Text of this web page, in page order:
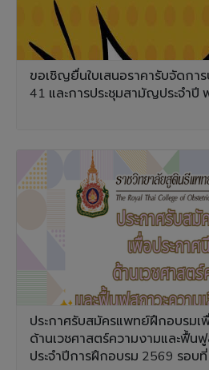
ขอเชิญยื่นใบเสนอราคารับจัดกา
41 และการประชุมสามัญประจำปี
ประกาศรับสมัครแพทย์ฝึกอบรมเ
ด้านเวชศาสตร์ความงามและฟื้นฟู
ประจำปีการฝึกอบรม 2569 รอบ